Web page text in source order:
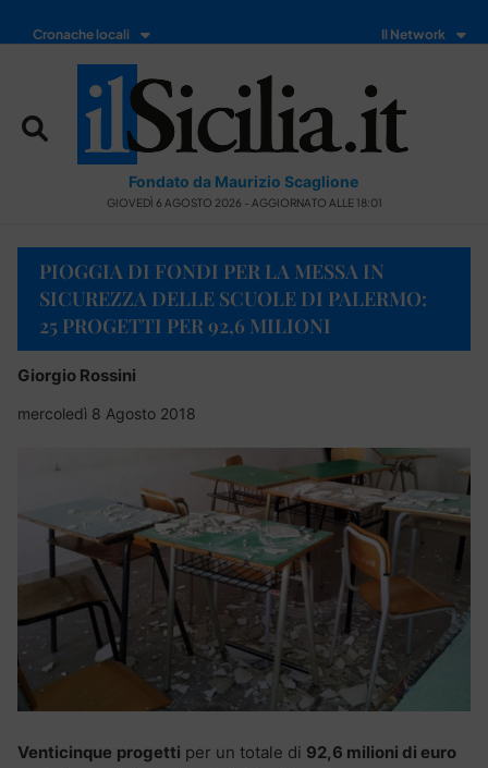
Cronache locali Il Network
Fondato da Maurizio Scaglione
GIOVEDÌ 6 AGOSTO 2026 - AGGIORNATO ALLE 18:01
PIOGGIA DI FONDI PER LA MESSA IN
SICUREZZA DELLE SCUOLE DI PALERMO:
25 PROGETTI PER 92,6 MILIONI
Giorgio Rossini
mercoledì 8 Agosto 2018
Venticinque progetti per un totale di 92,6 milioni di euro